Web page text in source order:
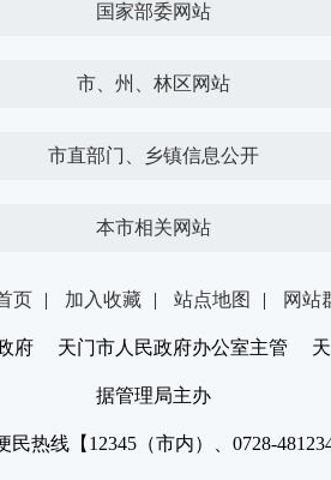
国家部委网站
市、州、林区网站
市直部门、乡镇信息公开
本市相关网站
页 | 加入收藏 | 站点地图 | 网站
府 天门市人民政府办公室主管 天
据管理局主办
民热线【12345（市内）、0728-